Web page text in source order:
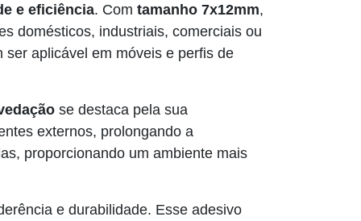
e eficiência. Com tamanho 7x12mm,
domésticos, industriais, comerciais ou
aplicável em móveis e perfis de
se destaca pela sua
externos, prolongando a
proporcionando um ambiente mais
e durabilidade. Esse adesivo